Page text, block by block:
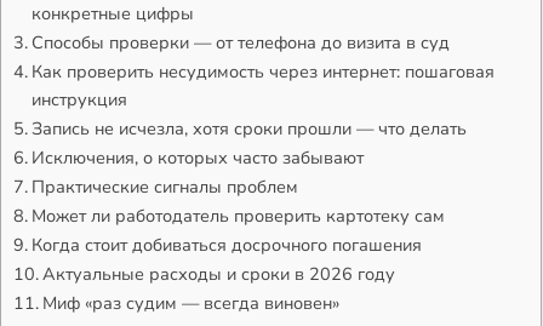
конкретные цифры
Способы проверки — от телефона до визита в суд
Как проверить несудимость через интернет: пошаговая
инструкция
Запись не исчезла, хотя сроки прошли — что делать
Исключения, о которых часто забывают
Практические сигналы проблем
Может ли работодатель проверить картотеку сам
Когда стоит добиваться досрочного погашения
Актуальные расходы и сроки в 2026 году
Миф «раз судим — всегда виновен»